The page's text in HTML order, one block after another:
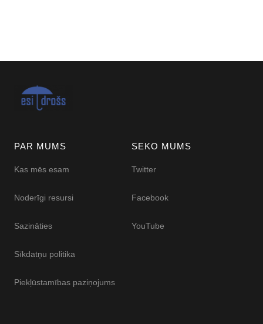
PAR MUMS
Kas mēs esam
Noderīgi resursi
Sazināties
Sīkdatņu politika
Piekļūstamības paziņojums
SEKO MUMS
Twitter
Facebook
YouTube